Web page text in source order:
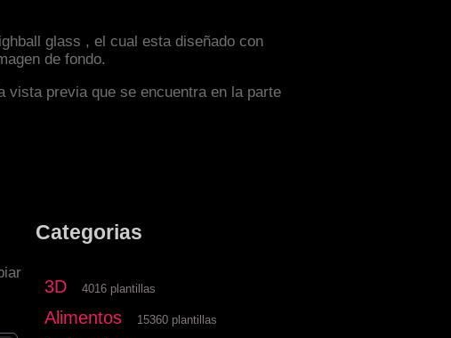
glass , el cual esta diseñado con
de fondo.
vista previa que se encuentra en la parte
Categorias
3D 4016 plantillas
Alimentos 15360 plantillas